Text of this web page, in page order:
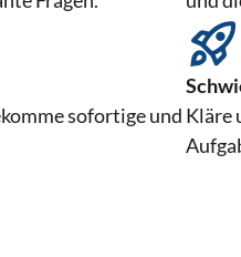
sofortige und Kläre